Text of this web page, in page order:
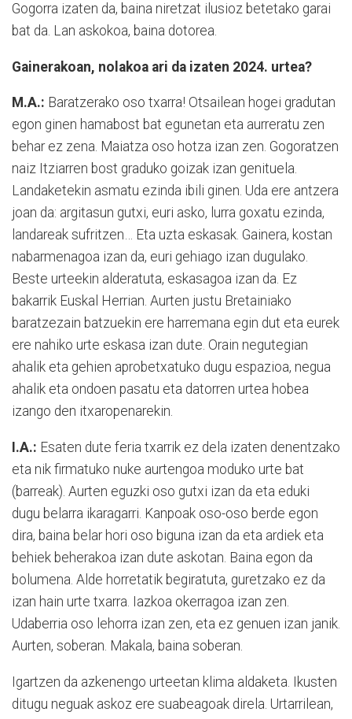
Gogorra izaten da, baina niretzat ilusioz betetako garai
bat da. Lan askokoa, baina dotorea.
Gainerakoan, nolakoa ari da izaten 2024. urtea?
M.A.: Baratzerako oso txarra! Otsailean hogei gradutan
egon ginen hamabost bat egunetan eta aurreratu zen
behar ez zena. Maiatza oso hotza izan zen. Gogoratzen
naiz Itziarren bost graduko goizak izan genituela.
Landaketekin asmatu ezinda ibili ginen. Uda ere antzera
joan da: argitasun gutxi, euri asko, lurra goxatu ezinda,
landareak sufritzen… Eta uzta eskasak. Gainera, kostan
nabarmenagoa izan da, euri gehiago izan dugulako.
Beste urteekin alderatuta, eskasagoa izan da. Ez
bakarrik Euskal Herrian. Aurten justu Bretainiako
baratzezain batzuekin ere harremana egin dut eta eurek
ere nahiko urte eskasa izan dute. Orain negutegian
ahalik eta gehien aprobetxatuko dugu espazioa, negua
ahalik eta ondoen pasatu eta datorren urtea hobea
izango den itxaropenarekin.
I.A.: Esaten dute feria txarrik ez dela izaten denentzako
eta nik firmatuko nuke aurtengoa moduko urte bat
(barreak). Aurten eguzki oso gutxi izan da eta eduki
dugu belarra ikaragarri. Kanpoak oso-oso berde egon
dira, baina belar hori oso biguna izan da eta ardiek eta
behiek beherakoa izan dute askotan. Baina egon da
bolumena. Alde horretatik begiratuta, guretzako ez da
izan hain urte txarra. Iazkoa okerragoa izan zen.
Udaberria oso lehorra izan zen, eta ez genuen izan janik.
Aurten, soberan. Makala, baina soberan.
Igartzen da azkenengo urteetan klima aldaketa. Ikusten
ditugu neguak askoz ere suabeagoak direla. Urtarrilean,